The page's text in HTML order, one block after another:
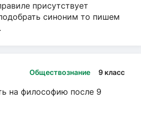
присутствует
синоним то пишем
Обществознание 9 класс
на философию после 9